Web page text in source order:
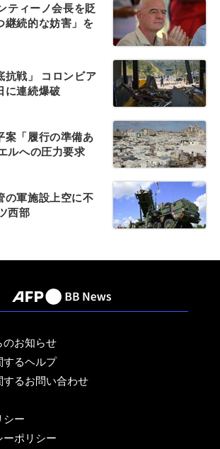
ティーノ会長を貶
継続的な妨害」を
抗戦」 コロンビア
に連続爆破
案「履行の準備あ
ルへの圧力要求
の軍施設上空に不
西部
のお知らせ
するヘルプ
するお問い合わせ
シー
ーポリシー